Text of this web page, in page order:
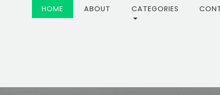
HOME (CURRENT)
ABOUT CATEGORIES